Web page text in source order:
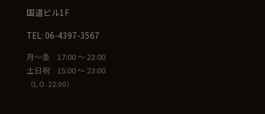
国道ビル1F
TEL: 06-4397-3567
月〜金 17:00 〜 23:00
土日祝 15:00 〜 23:00
（L.O. 22:00）